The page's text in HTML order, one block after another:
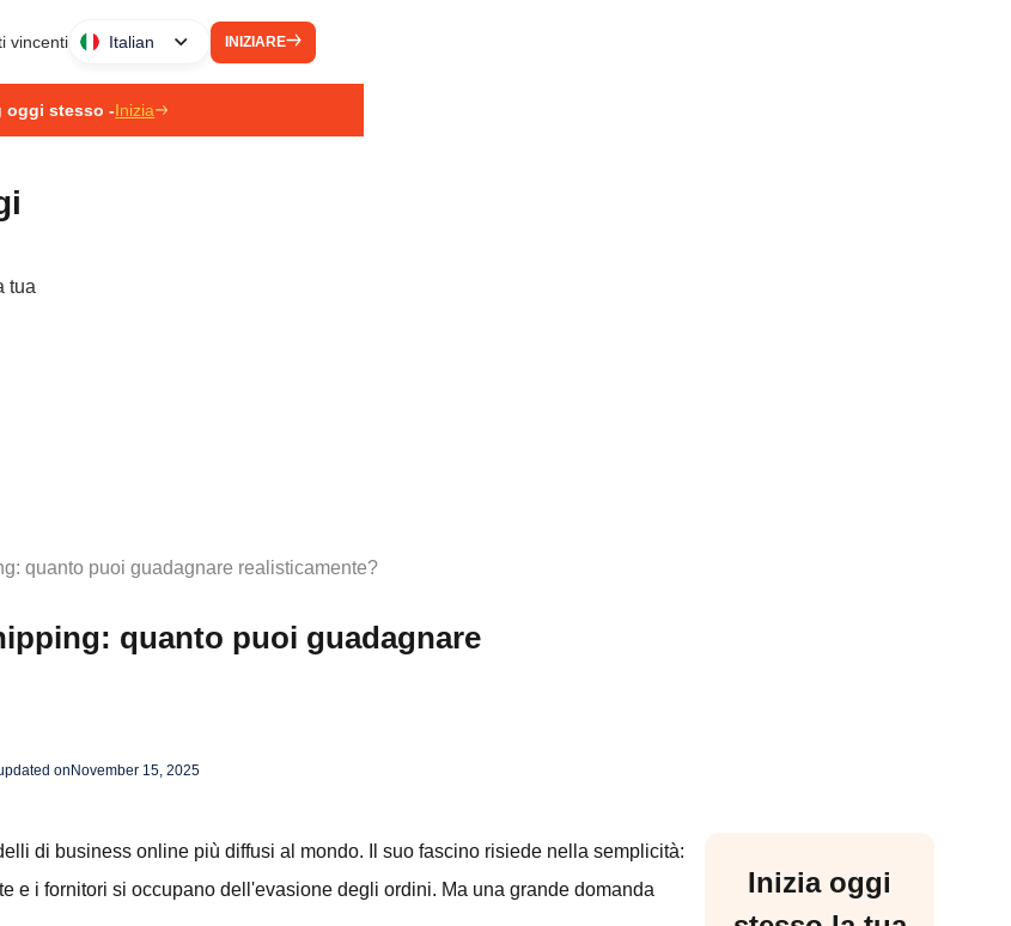
vincenti Italian INIZIARE
oggi stesso -Inizia
tua
quanto puoi guadagnare realisticamente?
quanto puoi guadagnare
on November 15, 2025
di business online più diffusi al mondo. Il suo fascino risiede nella semplicità:
e i fornitori si occupano dell'evasione degli ordini. Ma una grande domanda
Inizia oggi